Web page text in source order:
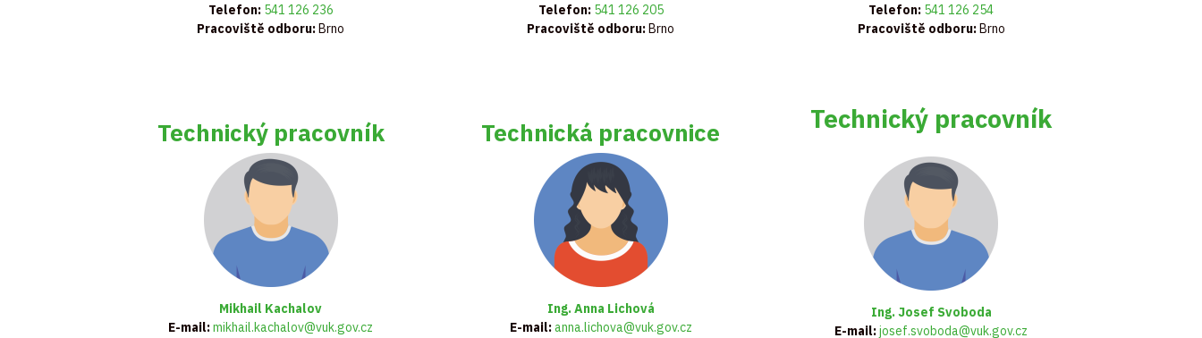
Telefon: 541 126 236
Pracoviště odboru:Brno
Telefon: 541 126 205
Pracoviště odboru:Brno
Telefon: 541 126 254
Pracoviště odboru:Brno
Technický pracovník
Mikhail Kachalov
E-mail:mikhail.kachalov@vuk.gov.cz
Technická pracovnice
Ing. Anna Lichová
E-mail:anna.lichova@vuk.gov.cz
Technický pracovník
Ing. Josef Svoboda
E-mail:josef.svoboda@vuk.gov.cz